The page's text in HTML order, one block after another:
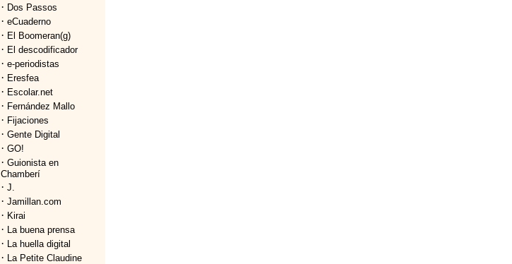
· Dos Passos
· eCuaderno
· El Boomeran(g)
· El descodificador
· e-periodistas
· Eresfea
· Escolar.net
· Fernández Mallo
· Fijaciones
· Gente Digital
· GO!
· Guionista en
Chamberí
· J.
· Jamillan.com
· Kirai
· La buena prensa
· La huella digital
· La Petite Claudine